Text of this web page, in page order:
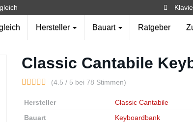
Hersteller Bauart Ratgeber
Classic Cantabile
(4.5 / 5 bei 78 Stimmen)
Hersteller
Classic Cantabile
Bauart
Keyboardbank